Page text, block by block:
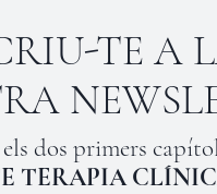
TE A
dos primers
TERAPIA